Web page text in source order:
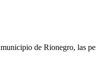
de Rionegro, las